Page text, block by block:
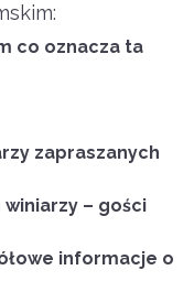
co oznacza ta
zapraszanych
– gości
informacje o